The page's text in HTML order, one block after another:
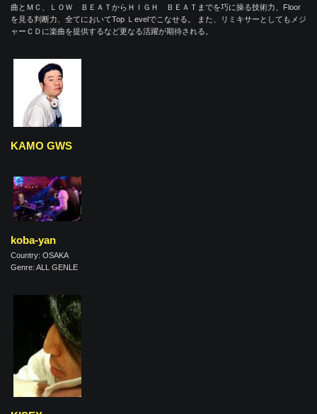
曲とＭＣ、ＬＯＷ ＢＥＡＴからＨＩＧＨ ＢＥＡＴまでを巧に操る技術力、Floor
を見る判断力、全てにおいてTop Ｌevelでこなせる。 また、リミキサーとしてもメジ
ャーＣＤに楽曲を提供するなど更なる活躍が期待される。
KAMO GWS
koba-yan
Country: OSAKA
Genre: ALL GENLE